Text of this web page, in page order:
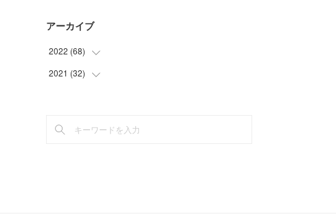
アーカイブ
2022 (68)
(19
)
2021 (32)